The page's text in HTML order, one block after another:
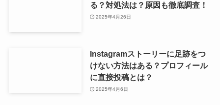
る？対処法は？原因も徹底調査！
2025年4月26日
Instagramストーリーに足跡をつ
けない方法はある？プロフィール
に直接投稿とは？
2025年4月6日